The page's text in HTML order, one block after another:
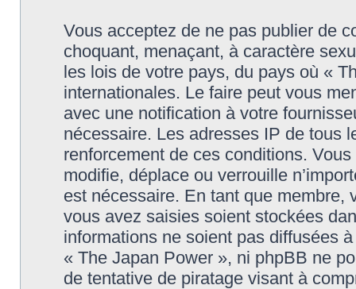
Vous acceptez de ne pas publier de
choquant, menaçant, à caractère
les lois de votre pays, du pays où «
internationales. Le faire peut vous
avec une notification à votre
nécessaire. Les adresses IP de tous
renforcement de ces conditions.
modifie, déplace ou verrouille
est nécessaire. En tant que membre,
vous avez saisies soient stockées
informations ne soient pas diffusées
« The Japan Power », ni phpBB ne
de tentative de piratage visant à